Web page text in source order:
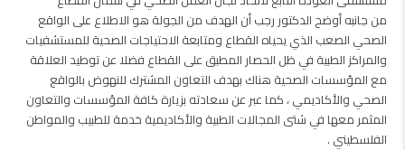
من جانبه أوضح الدكتور رجب أن الهدف من الجولة هو الاطلاع على الواقع
الصحي الصعب الذي يحياه القطاع ومتابعة الاحتياجات الصحية للمستشفيات
والمراكز الطبية في ظل الحصار المطبق على القطاع فضلا عن توطيد العلاقة
مع المؤسسات الصحية هناك بهدف التعاون المشترك للنهوض بالواقع
الصحي والأكاديمي ، كما عبر عن سعادته بزيارة كافة المؤسسات والتعاون
المثمر معها في شتى المجالات الطبية والأكاديمية خدمة للطبيب والمواطن
الفلسطيني .